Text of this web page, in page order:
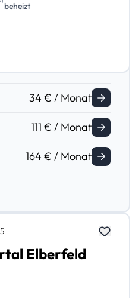
beheizt
34 € / Monat
111 € / Monat
164 € / Monat
Elberfeld